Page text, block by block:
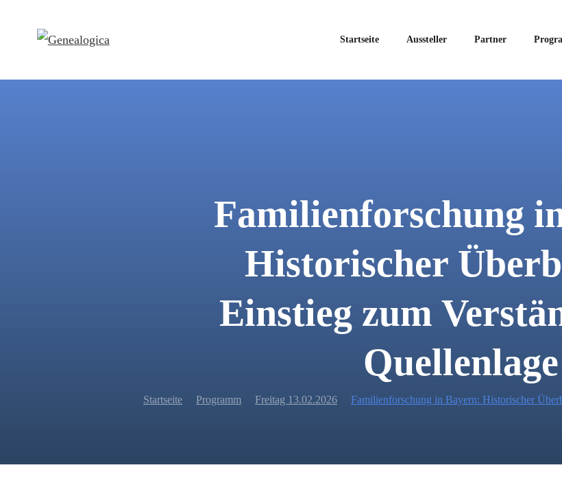
Startseite Aussteller Partner
Familienforschung
Historischer
Einstieg zum
Quellenlage
Startseite Programm Freitag 13.02.2026 Familienforschung in Bayern: Historischer